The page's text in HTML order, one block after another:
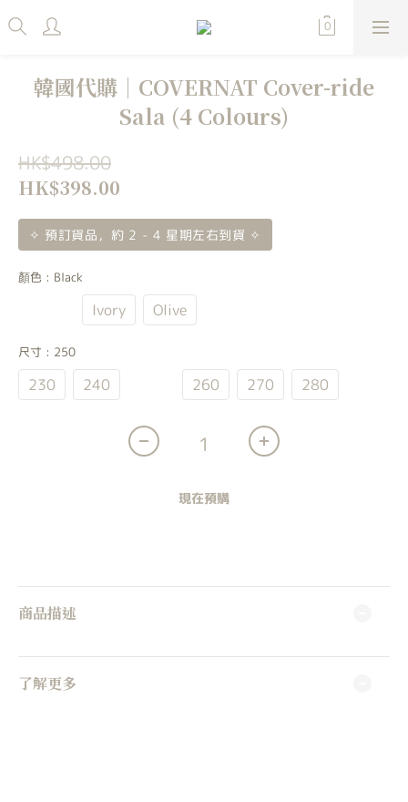
韓國代購｜COVERNAT Cover-ride
Sala (4 Colours)
HK$498.00
HK$398.00
✧ 預訂貨品，約 2 - 4 星期左右到貨 ✧
顏色 : Black
Ivory Olive
尺寸 : 250
230 240 260 270 280
現在預購
商品描述
了解更多